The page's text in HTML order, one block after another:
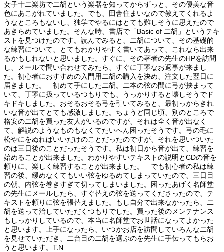
女子十二楽坊で二胡という楽器を知ってからずっと、その優美な音
色にあこがれていました。でも、田舎住まいなので教えてくれるよ
うなところもないし、独学でやるにはとても難しそうに思えたので
あきらめていました。そんな時、書店で「Basic of 二胡」というテキ
ストを見つけたのです。読んでみると、二胡について、その基礎的
な練習について、とてもわかりやすく書いてあって、これなら出来
るかもしれないと思いました。すぐに、その著者の先生のHPを訪問
し、メールで問い合わせてみたら、すぐに丁寧なお返事が来まし
た。初心者におすすめの入門用二胡の購入を決め、注文した翌日に
届きました。 初めて手にした二胡。二本の弦の間に弓が挟まって
いて、丁寧に扱っているつもりでも、うっかりすると壊しそうでド
キドキしました。おそるおそる弓を引いてみると、最初っからきれ
いな音が出てとても感激しました。ちょうど同じ頃、別のところで
格安の二胡を買った友人がいるのですが、それは全く音が出なく
て、解説のようなものもなくてたいへん困ったそうです。弓の毛に
松やにをぬればいいだけのことだったのですが、それを思いついた
のは三日後のことだったそうです。私は初日から音が出て、練習を
始めることが出来ました。わかりやすいテキストの説明とCDの音を
頼りに、楽しく練習することが出来ました。 でも初心者の私は練
習の後、緩めなくてもいい弦をゆるめてしまっていたので、三日目
の朝、内弦を巻きすぎて切ってしまいました。困ったあげく名師堂
の先生にメールしたら、すぐ替えの弦を送ってくださったので、テ
キストを頼りに弦を張替えました。もし自分で出来なかったら、二
胡を送って治していただくつもりでした。買った後のメンテナンス
もしっかりしているので、本当に名師堂でお世話になってよかった
と思います。上手になったら、いつかお店を訪問していろんな二胡
を見せていただき、二台目の二胡を選ぶのを先生に手伝ってもらお
うと思います。T.N